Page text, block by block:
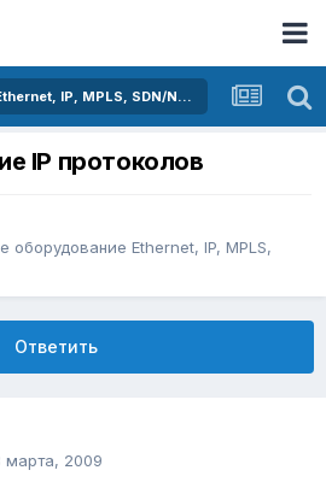
Активное оборудование Ethernet, IP, MPLS, SDN/NFV...
IP протоколов
оборудование Ethernet, IP, MPLS,
Ответить
марта, 2009